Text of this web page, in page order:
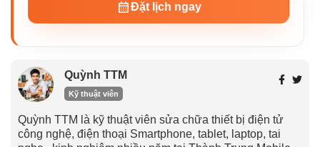
Đặt lịch ngay
Quỳnh TTM
Kỹ thuật viên
Quỳnh TTM là kỹ thuật viên sửa chữa thiết bị điện tử
công nghệ, điện thoại Smartphone, tablet, laptop, tai